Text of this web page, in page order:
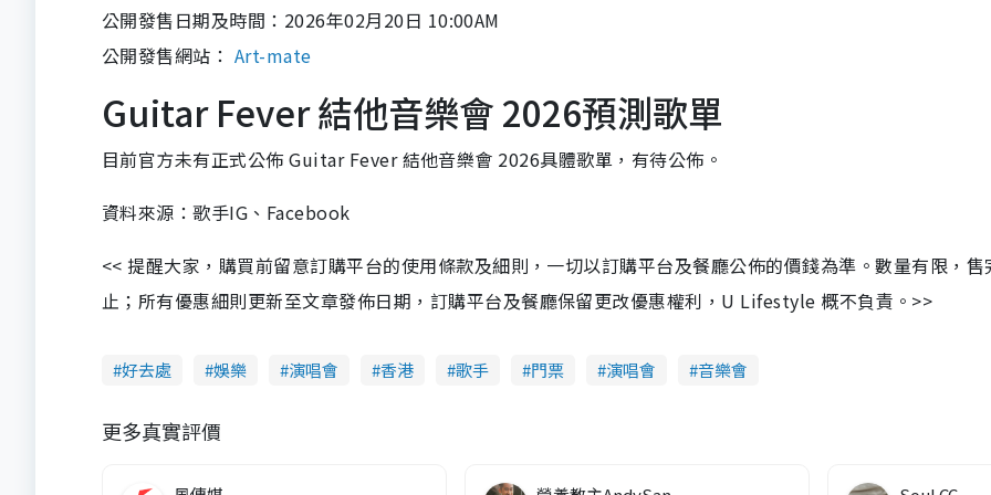
公開發售日期及時間：2026年02月20日 10:00AM
公開發售網站： Art-mate
Guitar Fever 結他音樂會 2026預測歌單
目前官方未有正式公佈 Guitar Fever 結他音樂會 2026具體歌單，有待公佈。
資料來源：歌手IG、Facebook
<< 提醒大家，購買前留意訂購平台的使用條款及細則，一切以訂購平台及餐廳公佈的價錢為準。數量有限，售
止；所有優惠細則更新至文章發佈日期，訂購平台及餐廳保留更改優惠權利，U Lifestyle 概不負責。>>
好去處 娛樂 演唱會 香港 歌手 門票 演唱會 音樂會
更多真實評價